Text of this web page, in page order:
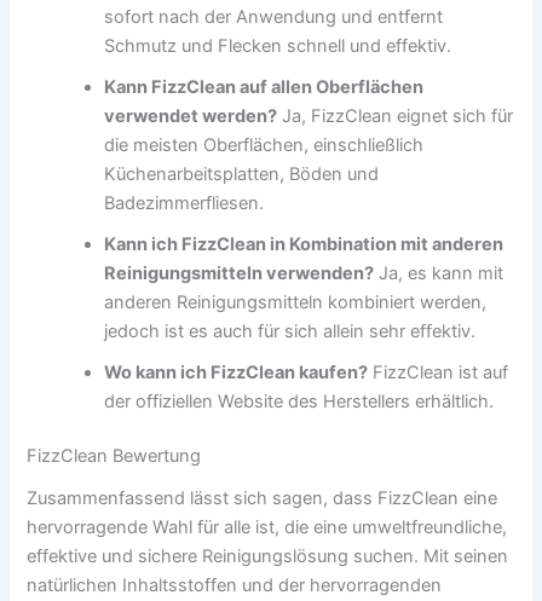
sofort nach der Anwendung und entfernt
Schmutz und Flecken schnell und effektiv.
Kann FizzClean auf allen Oberflächen
verwendet werden? Ja, FizzClean eignet sich für
die meisten Oberflächen, einschließlich
Küchenarbeitsplatten, Böden und
Badezimmerfliesen.
Kann ich FizzClean in Kombination mit anderen
Reinigungsmitteln verwenden? Ja, es kann mit
anderen Reinigungsmitteln kombiniert werden,
jedoch ist es auch für sich allein sehr effektiv.
Wo kann ich FizzClean kaufen? FizzClean ist auf
der offiziellen Website des Herstellers erhältlich.
FizzClean Bewertung
Zusammenfassend lässt sich sagen, dass FizzClean eine
hervorragende Wahl für alle ist, die eine umweltfreundliche,
effektive und sichere Reinigungslösung suchen. Mit seinen
natürlichen Inhaltsstoffen und der hervorragenden